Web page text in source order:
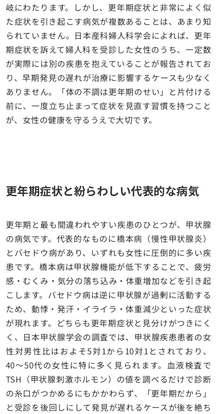
岐にわたります。しかし、更年期症状と非常によく似
た症状を引き起こす病気が複数あることは、あまり知
られていません。日本産科婦人科学会によれば、更年
期症状を訴えて婦人科を受診した女性のうち、一定数
が実際には別の疾患を抱えていることが報告されてお
り、早期発見の遅れが治療に影響するケースも少なく
ありません。「体の不調は更年期のせい」と片付ける
前に、一度立ち止まって症状を見直す習慣を持つこと
が、女性の健康を守るうえで大切です。
更年期症状と紛らわしい代表的な病気
更年期と最も間違われやすい疾患のひとつが、甲状腺
の病気です。代表的なものに橋本病（慢性甲状腺炎）
とバセドウ病があり、いずれも女性に圧倒的に多い疾
患です。橋本病は甲状腺機能が低下することで、疲労
感・むくみ・気分の落ち込み・体重増加などを引き起
こします。バセドウ病は逆に甲状腺が過剰に活動する
ため、動悸・発汗・イライラ・体重減少といった症状
が現れます。どちらも更年期症状と見分けがつきにく
く、日本甲状腺学会の調査では、甲状腺疾患患者の女
性対男性比はおよそ5対1から10対1とされており、
40〜50代の女性に特に多く見られます。血液検査で
TSH（甲状腺刺激ホルモン）の値を調べるだけで診断
の糸口がつかめるにもかかわらず、「更年期だから」
と受診を後回しにして発見が遅れるケースが後を絶ち